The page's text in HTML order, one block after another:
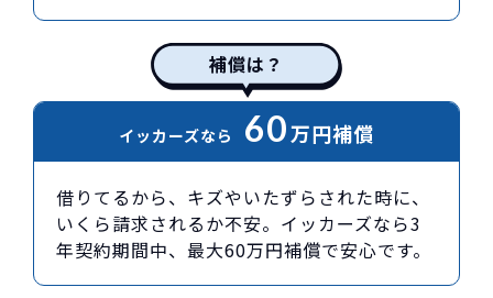
補償は？
イッカーズなら 60万円補償
借りてるから、キズやいたずらされた時に、
いくら請求されるか不安。イッカーズなら3
年契約期間中、最大60万円補償で安心です。